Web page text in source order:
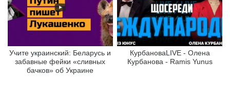
Учите украинский: Беларусь и
забавные фейки «сливных
бачков» об Украине
КурбановаLIVE - Олена
Курбанова - Ramis Yunus